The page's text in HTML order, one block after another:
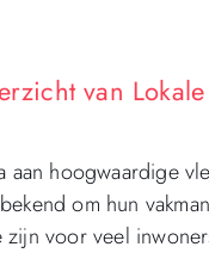
van
hoogwaardige
om hun
zijn voor veel